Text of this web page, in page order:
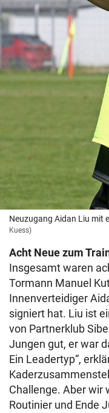
Neuzugang Aidan Liu mit
Kuess)
Acht Neue zum
Insgesamt waren
Tormann Manuel
Innenverteidiger
signiert hat. Liu ist
von Partnerklub
Jungen gut, er war
Ein Leadertyp“,
Challenge. Aber wir
Routinier und Ende